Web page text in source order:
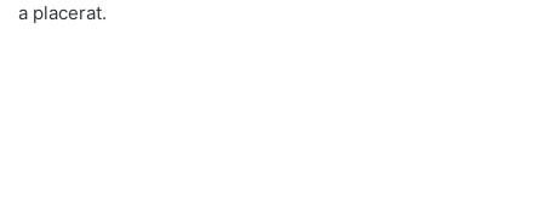
a placerat.